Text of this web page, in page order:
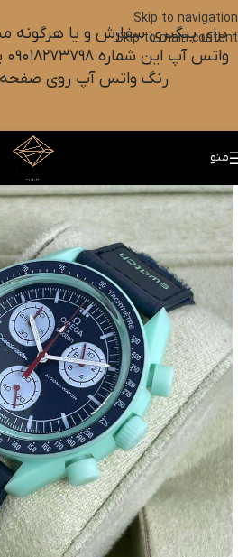
Skip to navigation
Skip to main content
برای پیگیری سفارش و یا
رنگ واتس آپ روی صفحه
منو